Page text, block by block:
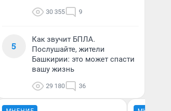
30 355 9
5
Как звучит БПЛА.
Послушайте, жители
Башкирии: это может спасти
вашу жизнь
29 180 36